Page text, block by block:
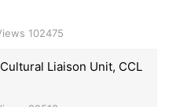
102475
Liaison Unit, CCL